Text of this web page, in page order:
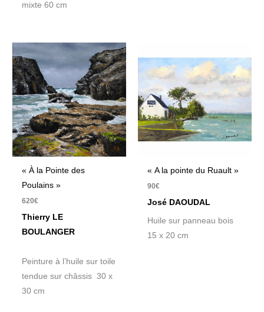
mixte 60 cm
« À la Pointe des
Poulains »
620€
Thierry LE
BOULANGER
Peinture à l’huile sur toile
tendue sur châssis 30 x
30 cm
« A la pointe du Ruault »
90€
José DAOUDAL
Huile sur panneau bois
15 x 20 cm